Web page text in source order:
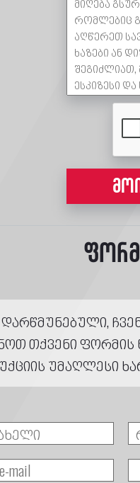
თქვენი
უმაღლესი